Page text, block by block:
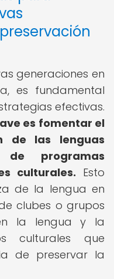
generaciones en
es fundamental
efectivas.
es fomentar el
de las lenguas
programas
culturales. Esto
de la lengua en
clubes o grupos
la lengua y la
culturales que
de preservar la